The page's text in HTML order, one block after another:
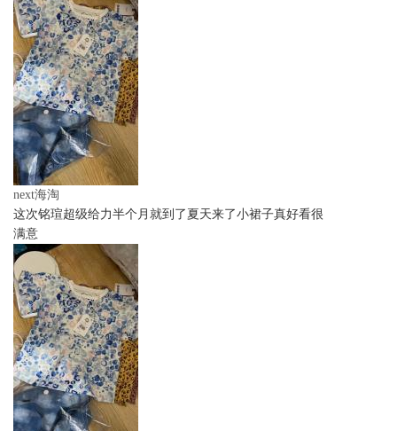
next海淘
这次铭瑄超级给力半个月就到了夏天来了小裙子真好看很
满意